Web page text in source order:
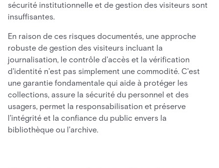
sécurité institutionnelle et de gestion des visiteurs sont
insuffisantes.
En raison de ces risques documentés, une approche
robuste de gestion des visiteurs incluant la
journalisation, le contrôle d'accès et la vérification
d'identité n'est pas simplement une commodité. C'est
une garantie fondamentale qui aide à protéger les
collections, assure la sécurité du personnel et des
usagers, permet la responsabilisation et préserve
l'intégrité et la confiance du public envers la
bibliothèque ou l'archive.